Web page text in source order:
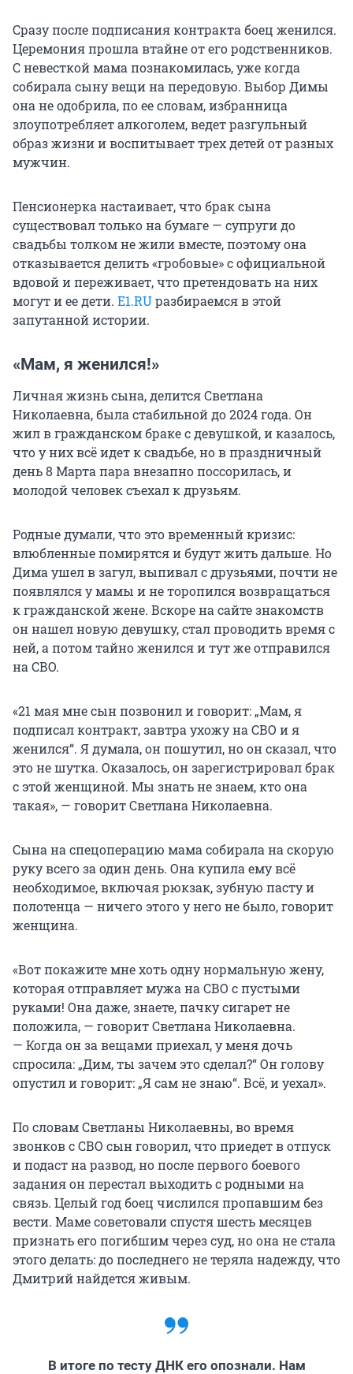
Сразу после подписания контракта боец женился.
Церемония прошла втайне от его родственников.
С невесткой мама познакомилась, уже когда
собирала сыну вещи на передовую. Выбор Димы
она не одобрила, по ее словам, избранница
злоупотребляет алкоголем, ведет разгульный
образ жизни и воспитывает трех детей от разных
мужчин.
Пенсионерка настаивает, что брак сына
существовал только на бумаге — супруги до
свадьбы толком не жили вместе, поэтому она
отказывается делить «гробовые» с официальной
вдовой и переживает, что претендовать на них
могут и ее дети. Е1.RUразбираемся в этой
запутанной истории.
«Мам, я женился!»
Личная жизнь сына, делится Светлана
Николаевна, была стабильной до 2024 года. Он
жил в гражданском браке с девушкой, и казалось,
что у них всё идет к свадьбе, но в праздничный
день 8 Марта пара внезапно поссорилась, и
молодой человек съехал к друзьям.
Родные думали, что это временный кризис:
влюбленные помирятся и будут жить дальше. Но
Дима ушел в загул, выпивал с друзьями, почти не
появлялся у мамы и не торопился возвращаться
к гражданской жене. Вскоре на сайте знакомств
он нашел новую девушку, стал проводить время с
ней, а потом тайно женился и тут же отправился
на СВО.
«21 мая мне сын позвонил и говорит: „Мам, я
подписал контракт, завтра ухожу на СВО и я
женился“. Я думала, он пошутил, но он сказал, что
это не шутка. Оказалось, он зарегистрировал брак
с этой женщиной. Мы знать не знаем, кто она
такая», — говорит Светлана Николаевна.
Сына на спецоперацию мама собирала на скорую
руку всего за один день. Она купила ему всё
необходимое, включая рюкзак, зубную пасту и
полотенца — ничего этого у него не было, говорит
женщина.
«Вот покажите мне хоть одну нормальную жену,
которая отправляет мужа на СВО с пустыми
руками! Она даже, знаете, пачку сигарет не
положила, — говорит Светлана Николаевна.
— Когда он за вещами приехал, у меня дочь
спросила: „Дим, ты зачем это сделал?“ Он голову
опустил и говорит: „Я сам не знаю“. Всё, и уехал».
По словам Светланы Николаевны, во время
звонков с СВО сын говорил, что приедет в отпуск
и подаст на развод, но после первого боевого
задания он перестал выходить с родными на
связь. Целый год боец числился пропавшим без
вести. Маме советовали спустя шесть месяцев
признать его погибшим через суд, но она не стала
этого делать: до последнего не теряла надежду, что
Дмитрий найдется живым.
В итоге по тесту ДНК его опознали. Нам